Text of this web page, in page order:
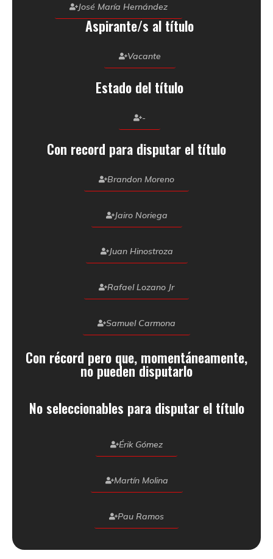
José María Hernández
Aspirante/s al título
Vacante
Estado del título
-
Con record para disputar el título
Brandon Moreno
Jairo Noriega
Juan Hinostroza
Rafael Lozano Jr
Samuel Carmona
Con récord pero que, momentáneamente,
no pueden disputarlo
No seleccionables para disputar el título
Érik Gómez
Martín Molina
Pau Ramos